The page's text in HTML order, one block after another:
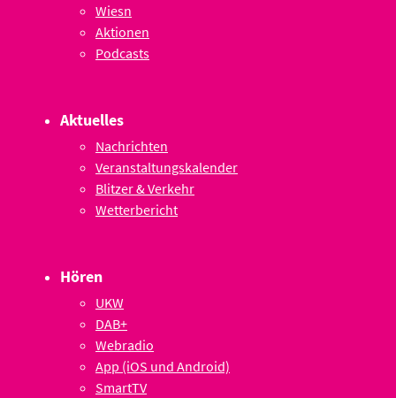
Wiesn
Aktionen
Podcasts
Aktuelles
Nachrichten
Veranstaltungskalender
Blitzer & Verkehr
Wetterbericht
Hören
UKW
DAB+
Webradio
App (iOS und Android)
SmartTV